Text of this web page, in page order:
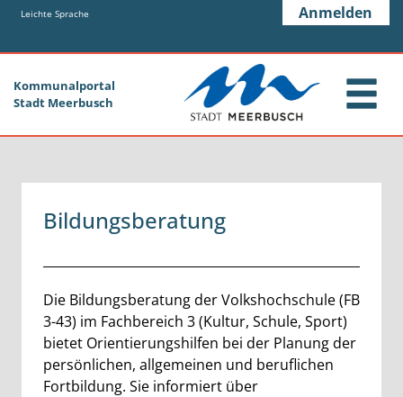
Zum Hauptinhalt springen
Zum Header
Zum Hauptinhalt
Zum Footer
Leichte Sprache Anmelden
Kommunalportal
Stadt Meerbusch
Bildungsberatung
Beschreibung
Die Bildungsberatung der Volkshochschule (FB
3-43) im Fachbereich 3 (Kultur, Schule, Sport)
bietet Orientierungshilfen bei der Planung der
persönlichen, allgemeinen und beruflichen
Fortbildung. Sie informiert über